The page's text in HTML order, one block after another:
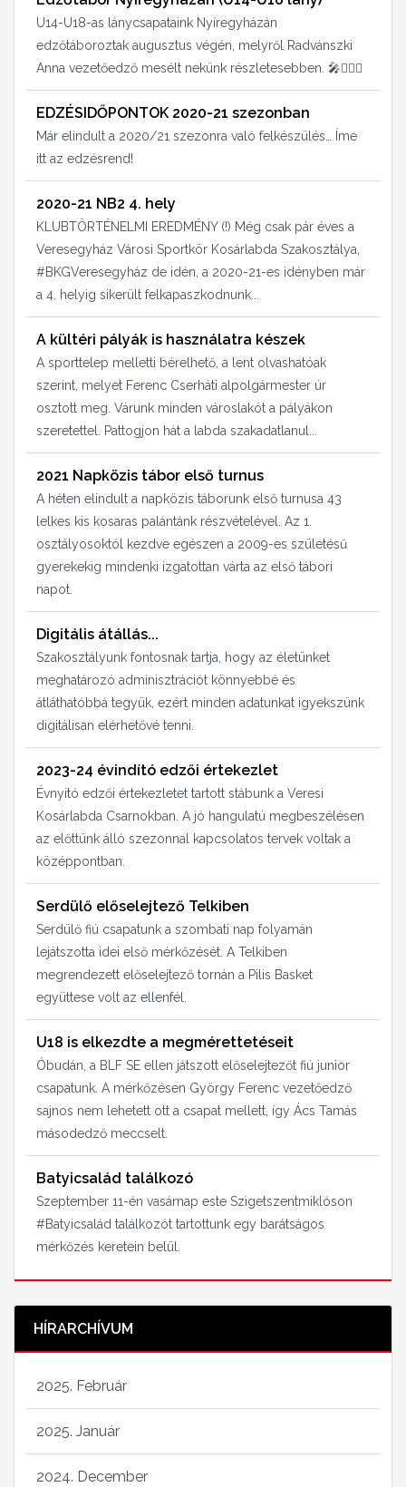
U14-U18-as lánycsapataink Nyíregyházán
edzőtáboroztak augusztus végén, melyről Radvánszki
Anna vezetőedző mesélt nekünk részletesebben. 🎤⛹🏻‍♀️
EDZÉSIDŐPONTOK 2020-21 szezonban
Már elindult a 2020/21 szezonra való felkészülés… Íme
itt az edzésrend!
2020-21 NB2 4. hely
KLUBTÖRTÉNELMI EREDMÉNY (!) Még csak pár éves a
Veresegyház Városi Sportkör Kosárlabda Szakosztálya,
#BKGVeresegyház de idén, a 2020-21-es idényben már
a 4. helyig sikerült felkapaszkodnunk...
A kültéri pályák is használatra készek
A sporttelep melletti bérelhető, a lent olvashatóak
szerint, melyet Ferenc Cserháti alpolgármester úr
osztott meg. Várunk minden városlakót a pályákon
szeretettel. Pattogjon hát a labda szakadatlanul...
2021 Napközis tábor első turnus
A héten elindult a napközis táborunk első turnusa 43
lelkes kis kosaras palántánk részvételével. Az 1.
osztályosoktól kezdve egészen a 2009-es születésű
gyerekekig mindenki izgatottan várta az első tábori
napot.
Digitális átállás...
Szakosztályunk fontosnak tartja, hogy az életünket
meghatározó adminisztrációt könnyebbé és
átláthatóbbá tegyük, ezért minden adatunkat igyekszünk
digitálisan elérhetővé tenni.
2023-24 évindító edzői értekezlet
Évnyitó edzői értekezletet tartott stábunk a Veresi
Kosárlabda Csarnokban. A jó hangulatú megbeszélésen
az előttünk álló szezonnal kapcsolatos tervek voltak a
középpontban.
Serdülő előselejtező Telkiben
Serdülő fiú csapatunk a szombati nap folyamán
lejátszotta idei első mérkőzését. A Telkiben
megrendezett előselejtező tornán a Pilis Basket
együttese volt az ellenfél.
U18 is elkezdte a megmérettetéseit
Óbudán, a BLF SE ellen játszott előselejtezőt fiú junior
csapatunk. A mérkőzésen György Ferenc vezetőedző
sajnos nem lehetett ott a csapat mellett, így Ács Tamás
másodedző meccselt.
Batyicsalád találkozó
Szeptember 11-én vasárnap este Szigetszentmiklóson
#Batyicsalád találkozót tartottunk egy barátságos
mérkőzés keretein belül.
HÍRARCHÍVUM
2025. Február
2025. Január
2024. December